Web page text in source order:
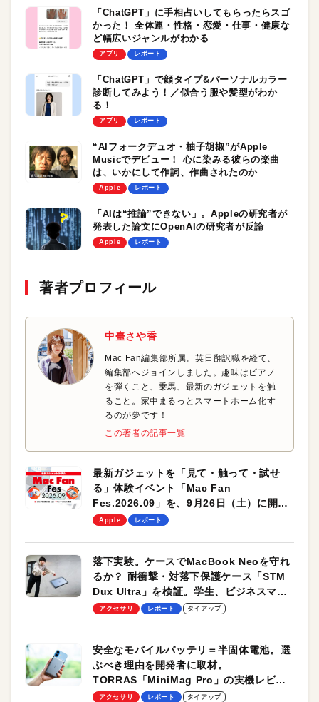
「ChatGPT」に手相占いしてもらったらスゴ
かった！ 全体運・性格・恋愛・仕事・健康な
ど幅広いジャンルがわかる
アプリ レポート
「ChatGPT」で顔タイプ&パーソナルカラー
診断してみよう！／似合う服や髪型がわか
る！
アプリ レポート
“AIフォークデュオ・柚子胡椒”がApple
Musicでデビュー！ 心に染みる彼らの楽曲
は、いかにして作詞、作曲されたのか
Apple レポート
「AIは“推論”できない」。Appleの研究者が
発表した論文にOpenAIの研究者が反論
Apple レポート
著者プロフィール
中臺さや香
Mac Fan編集部所属。英日翻訳職を経て、
編集部へジョインしました。趣味はピアノ
を弾くこと、乗馬、最新のガジェットを触
ること。家中まるっとスマートホーム化す
るのが夢です！
この著者の記事一覧
最新ガジェットを「見て・触って・試せ
る」体験イベント「Mac Fan
Fes.2026.09」を、9月26日（土）に開催
します！
Apple レポート
落下実験。ケースでMacBook Neoを守れ
るか？ 耐衝撃・対落下保護ケース「STM
Dux Ultra」を検証。学生、ビジネスマン
のモバイルユースに最適！
アクセサリ レポート タイアップ
安全なモバイルバッテリ＝半固体電池。選
ぶべき理由を開発者に取材。
TORRAS「MiniMag Pro」の実機レビュ
ーも
アクセサリ レポート タイアップ